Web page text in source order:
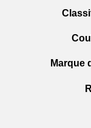
Marque